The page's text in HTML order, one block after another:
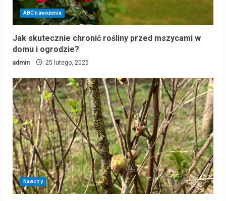
ABC nawożenia
Jak skutecznie chronić rośliny przed mszycami w
domu i ogrodzie?
admin 25 lutego, 2025
Nawozy